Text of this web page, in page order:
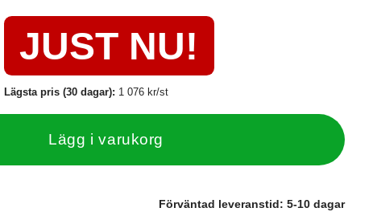
JUST NU!
Lägsta pris (30 dagar): 1 076 kr/st
Lägg i varukorg
Förväntad leveranstid: 5-10 dagar